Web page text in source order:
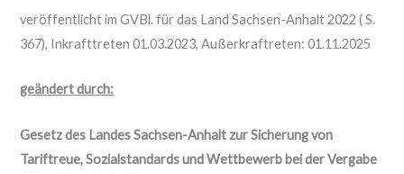
veröffentlicht im GVBl. für das Land Sachsen-Anhalt 2022 ( S.
367), Inkrafttreten 01.03.2023, Außerkraftreten: 01.11.2025
geändert durch:
Gesetz des Landes Sachsen-Anhalt zur Sicherung von
Tariftreue, Sozialstandards und Wettbewerb bei der Vergabe